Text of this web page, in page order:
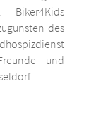
Biker4Kids
des
und